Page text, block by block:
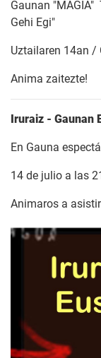
Gaunan
Gehi Egi"
Uztailaren 14an /
Anima zaitezte!
Iruraiz - Gaunan
En Gauna
14 de julio a las
Animaros a